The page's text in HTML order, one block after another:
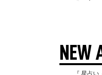
NEW
『 星占